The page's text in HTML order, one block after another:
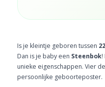
Is je kleintje geboren tussen
Dan is je baby een Steenbok
unieke eigenschappen. Vier
persoonlijke geboorteposter.